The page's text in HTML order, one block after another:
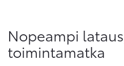
Nopeampi
toimintamatka